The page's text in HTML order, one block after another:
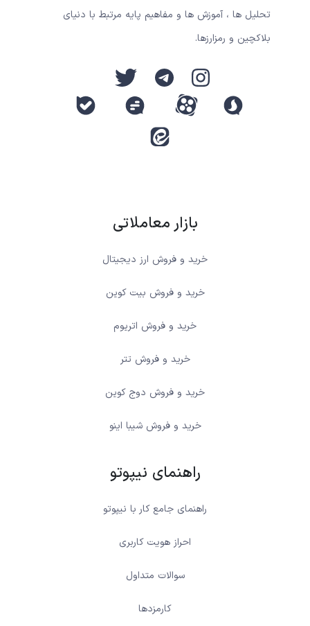
تحلیل ها ، آموزش ها و مفاهیم پایه مرتبط با دنیای
بلاکچین و رمزارزها.
بازار معاملاتی
خرید و فروش ارز دیجیتال
خرید و فروش بیت کوین
خرید و فروش اتریوم
خرید و فروش تتر
خرید و فروش دوج کوین
خرید و فروش شیبا اینو
راهنمای نیپوتو
راهنمای جامع کار با نیپوتو
احراز هویت کاربری
سوالات متداول
کارمزدها